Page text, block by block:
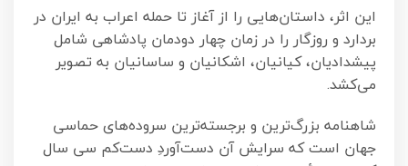
این اثر، داستان‌هایی را از آغاز تا حمله اعراب به ایران در
بردارد و روزگار را در زمان چهار دودمان پادشاهی شامل
پیشدادیان، کیانیان، اشکانیان و ساسانیان به تصویر
می‌کشد.
شاهنامه بزرگ‌ترین و برجسته‌ترین سروده‌های حماسی
جهان است که سرایش آن دست‌آوردِ دست‌کم سی سال